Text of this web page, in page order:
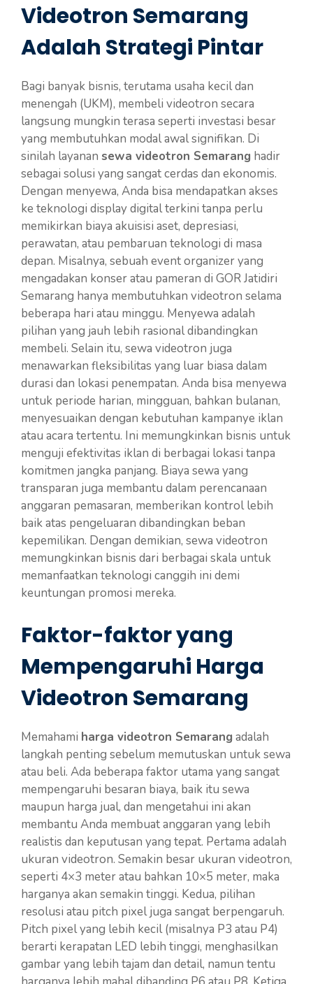
Videotron Semarang
Adalah Strategi Pintar
Bagi banyak bisnis, terutama usaha kecil dan
menengah (UKM), membeli videotron secara
langsung mungkin terasa seperti investasi besar
yang membutuhkan modal awal signifikan. Di
sinilah layanan sewa videotron Semarang hadir
sebagai solusi yang sangat cerdas dan ekonomis.
Dengan menyewa, Anda bisa mendapatkan akses
ke teknologi display digital terkini tanpa perlu
memikirkan biaya akuisisi aset, depresiasi,
perawatan, atau pembaruan teknologi di masa
depan. Misalnya, sebuah event organizer yang
mengadakan konser atau pameran di GOR Jatidiri
Semarang hanya membutuhkan videotron selama
beberapa hari atau minggu. Menyewa adalah
pilihan yang jauh lebih rasional dibandingkan
membeli. Selain itu, sewa videotron juga
menawarkan fleksibilitas yang luar biasa dalam
durasi dan lokasi penempatan. Anda bisa menyewa
untuk periode harian, mingguan, bahkan bulanan,
menyesuaikan dengan kebutuhan kampanye iklan
atau acara tertentu. Ini memungkinkan bisnis untuk
menguji efektivitas iklan di berbagai lokasi tanpa
komitmen jangka panjang. Biaya sewa yang
transparan juga membantu dalam perencanaan
anggaran pemasaran, memberikan kontrol lebih
baik atas pengeluaran dibandingkan beban
kepemilikan. Dengan demikian, sewa videotron
memungkinkan bisnis dari berbagai skala untuk
memanfaatkan teknologi canggih ini demi
keuntungan promosi mereka.
Faktor-faktor yang
Mempengaruhi Harga
Videotron Semarang
Memahami harga videotron Semarang adalah
langkah penting sebelum memutuskan untuk sewa
atau beli. Ada beberapa faktor utama yang sangat
mempengaruhi besaran biaya, baik itu sewa
maupun harga jual, dan mengetahui ini akan
membantu Anda membuat anggaran yang lebih
realistis dan keputusan yang tepat. Pertama adalah
ukuran videotron. Semakin besar ukuran videotron,
seperti 4×3 meter atau bahkan 10×5 meter, maka
harganya akan semakin tinggi. Kedua, pilihan
resolusi atau pitch pixel juga sangat berpengaruh.
Pitch pixel yang lebih kecil (misalnya P3 atau P4)
berarti kerapatan LED lebih tinggi, menghasilkan
gambar yang lebih tajam dan detail, namun tentu